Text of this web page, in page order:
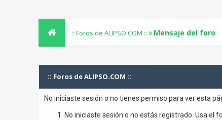
:: Foros de ALIPSO.COM :: Mensaje del foro
:: Foros de ALIPSO.COM ::
No iniciaste sesión o no tienes permiso para ver esta
No iniciaste sesión o no estás registrado. Usa el